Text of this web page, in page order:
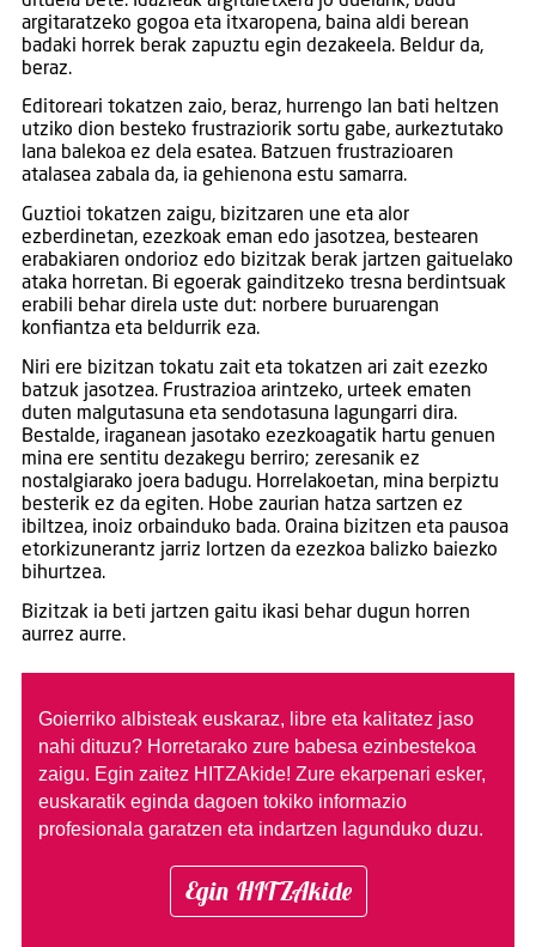
argitaratzeko gogoa eta itxaropena, baina aldi berean
badaki horrek berak zapuztu egin dezakeela. Beldur da,
beraz.
Editoreari tokatzen zaio, beraz, hurrengo lan bati heltzen
utziko dion besteko frustraziorik sortu gabe, aurkeztutako
lana balekoa ez dela esatea. Batzuen frustrazioaren
atalasea zabala da, ia gehienona estu samarra.
Guztioi tokatzen zaigu, bizitzaren une eta alor
ezberdinetan, ezezkoak eman edo jasotzea, bestearen
erabakiaren ondorioz edo bizitzak berak jartzen gaituelako
ataka horretan. Bi egoerak gainditzeko tresna berdintsuak
erabili behar direla uste dut: norbere buruarengan
konfiantza eta beldurrik eza.
Niri ere bizitzan tokatu zait eta tokatzen ari zait ezezko
batzuk jasotzea. Frustrazioa arintzeko, urteek ematen
duten malgutasuna eta sendotasuna lagungarri dira.
Bestalde, iraganean jasotako ezezkoagatik hartu genuen
mina ere sentitu dezakegu berriro; zeresanik ez
nostalgiarako joera badugu. Horrelakoetan, mina berpiztu
besterik ez da egiten. Hobe zaurian hatza sartzen ez
ibiltzea, inoiz orbainduko bada. Oraina bizitzen eta pausoa
etorkizunerantz jarriz lortzen da ezezkoa balizko baiezko
bihurtzea.
Bizitzak ia beti jartzen gaitu ikasi behar dugun horren
aurrez aurre.
Goierriko albisteak euskaraz, libre eta kalitatez jaso
nahi dituzu? Horretarako zure babesa ezinbestekoa
zaigu. Egin zaitez HITZAkide! Zure ekarpenari esker,
euskaratik eginda dagoen tokiko informazio
profesionala garatzen eta indartzen lagunduko duzu.
Egin HITZAkide